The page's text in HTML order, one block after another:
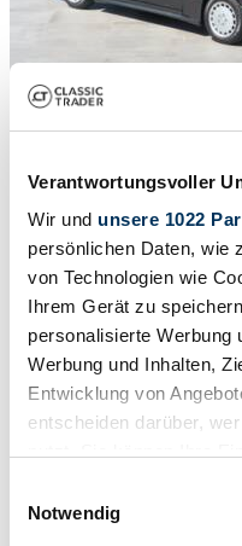
Verantwortungsvoller
Wir und unsere 1022
persönlichen Daten, wie
von Technologien wie
Ihrem Gerät zu
personalisierte Werbung
Werbung und Inhalten,
Entwicklung von
entscheiden darüber,
Trigger Symbol ändern
Notwendig
1986 | Mercedes-Benz